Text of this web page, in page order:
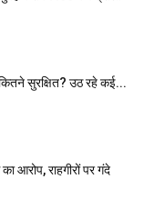
कितने सुरक्षित? उठ रहे कई...
आरोप, राहगीरों पर गंदे